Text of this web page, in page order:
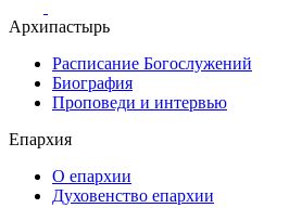
Архипастырь
Расписание Богослужений
Биография
Проповеди и интервью
Епархия
О епархии
Духовенство епархии